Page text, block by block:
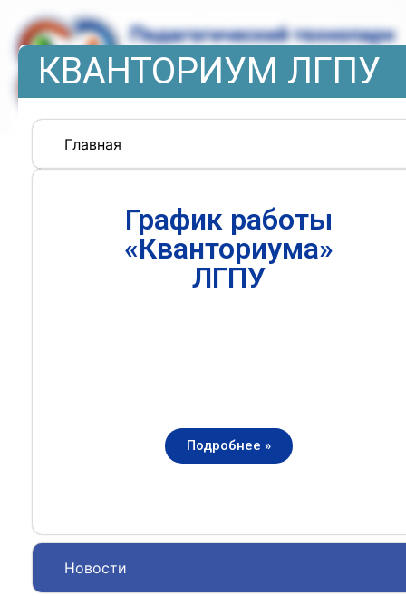
КВАНТОРИУМ ЛГПУ
Главная
Новости
График работы
«Кванториума»
ЛГПУ
Подробнее »